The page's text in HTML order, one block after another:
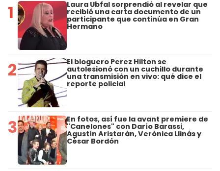
1 Laura Ubfal sorprendió al revelar que
recibió una carta documento de un
participante que continúa en Gran
Hermano
2 El bloguero Perez Hilton se
autolesionó con un cuchillo durante
una transmisión en vivo: qué dice el
reporte policial
3 En fotos, así fue la avant premiere de
"Canelones" con Darío Barassi,
Agustín Aristarán, Verónica Llinás y
César Bordón